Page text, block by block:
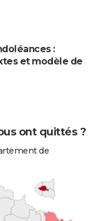
:
et modèle de
ont quittés ?
de